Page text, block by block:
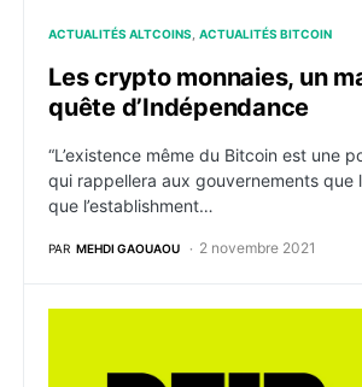
ACTUALITÉS ALTCOINS ACTUALITÉS BITCOIN
Les crypto monnaies, un
quête d’Indépendance
“L’existence même du Bitcoin est une
qui rappellera aux gouvernements que
que l’establishment…
PAR MEHDI GAOUAOU 2 novembre 2021